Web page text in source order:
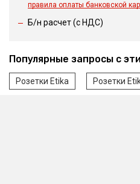
правила оплаты банковской
Б/н расчет (c НДС)
Популярные запросы с
Розетки Etika Розетки